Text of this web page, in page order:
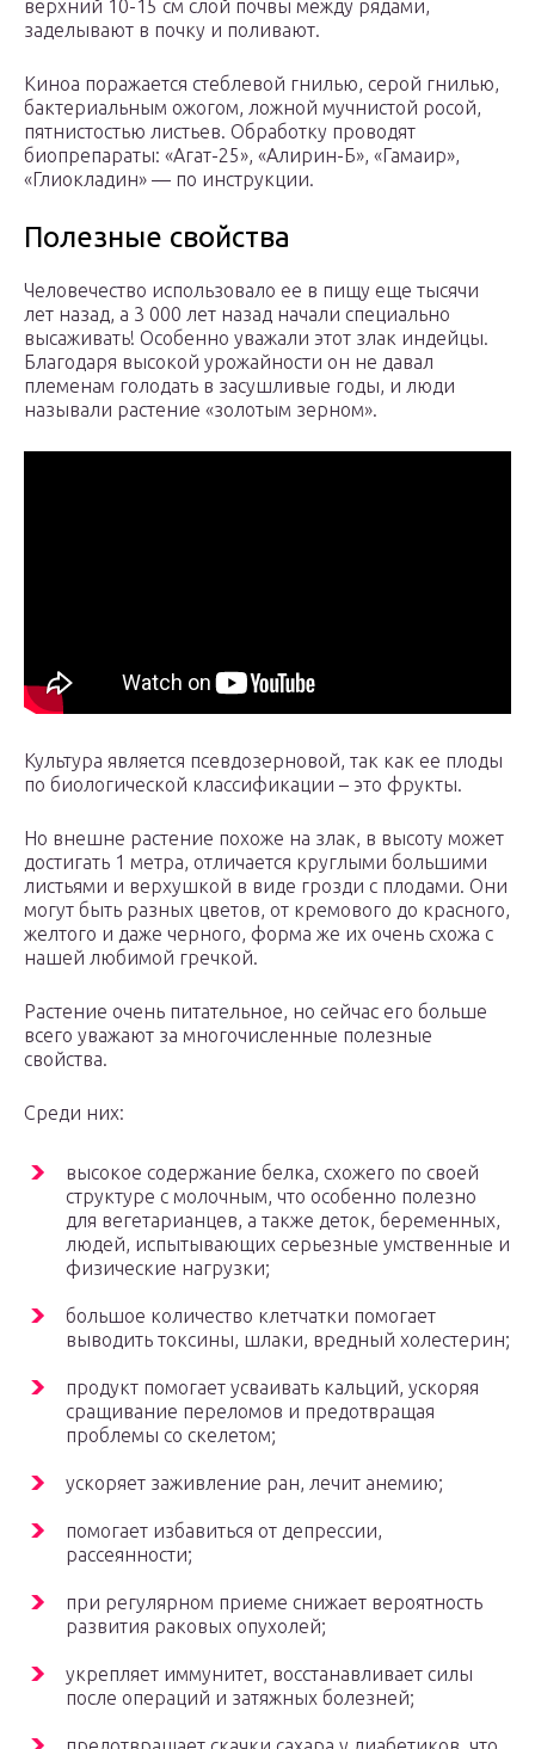
верхний 10-15 см слой почвы между рядами,
заделывают в почку и поливают.
Киноа поражается стеблевой гнилью, серой гнилью,
бактериальным ожогом, ложной мучнистой росой,
пятнистостью листьев. Обработку проводят
биопрепараты: «Агат-25», «Алирин-Б», «Гамаир»,
«Глиокладин» — по инструкции.
Полезные свойства
Человечество использовало ее в пищу еще тысячи
лет назад, а 3 000 лет назад начали специально
высаживать! Особенно уважали этот злак индейцы.
Благодаря высокой урожайности он не давал
племенам голодать в засушливые годы, и люди
называли растение «золотым зерном».
Культура является псевдозерновой, так как ее плоды
по биологической классификации – это фрукты.
Но внешне растение похоже на злак, в высоту может
достигать 1 метра, отличается круглыми большими
листьями и верхушкой в виде грозди с плодами. Они
могут быть разных цветов, от кремового до красного,
желтого и даже черного, форма же их очень схожа с
нашей любимой гречкой.
Растение очень питательное, но сейчас его больше
всего уважают за многочисленные полезные
свойства.
Среди них:
высокое содержание белка, схожего по своей
структуре с молочным, что особенно полезно
для вегетарианцев, а также деток, беременных,
людей, испытывающих серьезные умственные и
физические нагрузки;
большое количество клетчатки помогает
выводить токсины, шлаки, вредный холестерин;
продукт помогает усваивать кальций, ускоряя
сращивание переломов и предотвращая
проблемы со скелетом;
ускоряет заживление ран, лечит анемию;
помогает избавиться от депрессии,
рассеянности;
при регулярном приеме снижает вероятность
развития раковых опухолей;
укрепляет иммунитет, восстанавливает силы
после операций и затяжных болезней;